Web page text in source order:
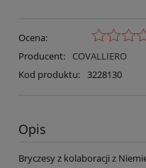
Ocena:
Producent:
COVALLIERO
Kod produktu:
3228130
Opis
Bryczesy z kolaboracji z